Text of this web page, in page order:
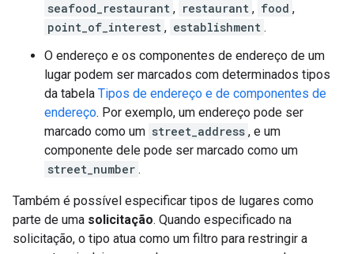
seafood_restaurant , restaurant , food ,
point_of_interest , establishment .
O endereço e os componentes de endereço de um
lugar podem ser marcados com determinados tipos
da tabela Tipos de endereço e de componentes de
endereço. Por exemplo, um endereço pode ser
marcado como um street_address , e um
componente dele pode ser marcado como um
street_number .
Também é possível especificar tipos de lugares como
parte de uma solicitação. Quando especificado na
solicitação, o tipo atua como um filtro para restringir a